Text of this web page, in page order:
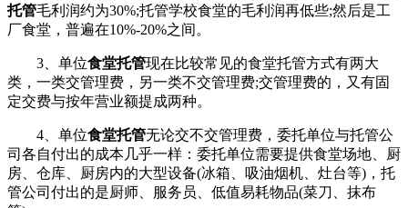
托管毛利润约为30%;托管学校食堂的毛利润再低些;然后是工
厂食堂，普遍在10%-20%之间。
3、单位食堂托管现在比较常见的食堂托管方式有两大
类，一类交管理费，另一类不交管理费;交管理费的，又有固
定交费与按年营业额提成两种。
4、单位食堂托管无论交不交管理费，委托单位与托管公
司各自付出的成本几乎一样：委托单位需要提供食堂场地、厨
房、仓库、厨房内的大型设备(冰箱、吸油烟机、灶台等)，托
管公司付出的是厨师、服务员、低值易耗物品(菜刀、抹布